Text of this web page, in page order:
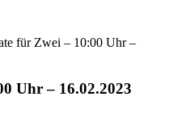
für Zwei – 10:00 Uhr –
Uhr – 16.02.2023